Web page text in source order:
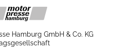
Hamburg GmbH & Co. KG